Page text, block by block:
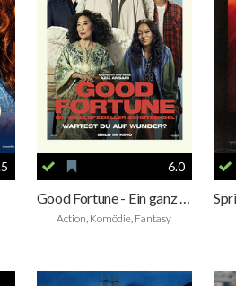
6.0
Good Fortune - Ein ganz spezieller Schutzengel
Action, Komödie, Fantasy